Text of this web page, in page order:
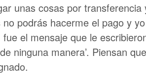
unas cosas por
podrás hacerme el pago y
el mensaje que le
ninguna manera’. Piensan